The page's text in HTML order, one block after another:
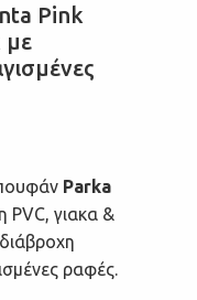
Pink
με
Parka
PVC, γιακα &
ραφές.